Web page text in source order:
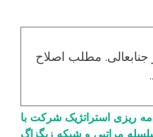
مطلب اصلاح
ریزی استراتژیک شرکت با
مراتبي و شبکه زیگزاگ